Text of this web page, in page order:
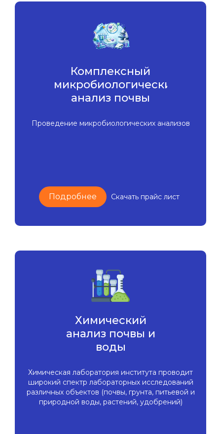
Комплексный
микробиологический
анализ почвы
Проведение микробиологических анализов
Подробнее Скачать прайс лист
Химический
анализ почвы и
воды
Химическая лаборатория института проводит
широкий спектр лабораторных исследований
различных объектов (почвы, грунта, питьевой и
природной воды, растений, удобрений)